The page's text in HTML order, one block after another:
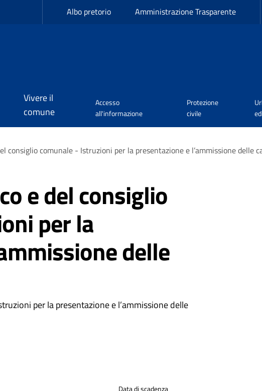
Albo pretorio Amministrazione Trasparente
Vivere il
comune
Accesso
all'informazione
Protezione
civile
consiglio comunale - Istruzioni per la presentazione e l’ammissione delle
e del consiglio
per la
delle
per la presentazione e l’ammissione delle
Data di scadenza